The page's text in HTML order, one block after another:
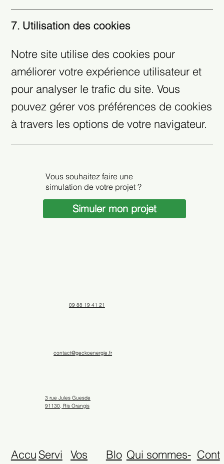
7. Utilisation des cookies
Notre site utilise des cookies pour
améliorer votre expérience utilisateur et
pour analyser le trafic du site. Vous
pouvez gérer vos préférences de cookies
à travers les options de votre navigateur.
Vous souhaitez faire une
simulation de votre projet ?
Simuler mon projet
09 88 19 41 21
contact@geckoenergie.fr
3 rue Jules Guesde
91130, Ris Orangis
Accu Servi
Vos
Blo Qui sommes- Cont